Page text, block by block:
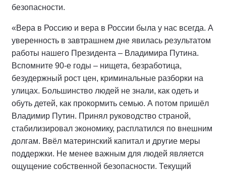
безопасности.
«Вера в Россию и вера в России была у нас всегда. А
уверенность в завтрашнем дне явилась результатом
работы нашего Президента – Владимира Путина.
Вспомните 90-е годы – нищета, безработица,
безудержный рост цен, криминальные разборки на
улицах. Большинство людей не знали, как одеть и
обуть детей, как прокормить семью. А потом пришёл
Владимир Путин. Принял руководство страной,
стабилизировал экономику, расплатился по внешним
долгам. Ввёл материнский капитал и другие меры
поддержки. Не менее важным для людей является
ощущение собственной безопасности. Текущий